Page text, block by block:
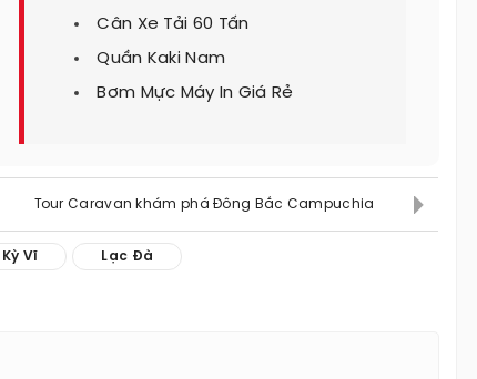
Cân Xe Tải 60 Tấn
Quần Kaki Nam
Bơm Mực Máy In Giá Rẻ
Tour Caravan khám phá Đông Bắc Campuchia
Vĩ Lạc Đà